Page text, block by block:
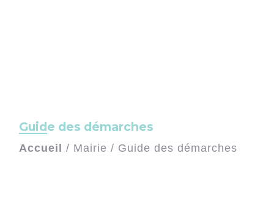
Guide des démarches
Accueil / Mairie / Guide des démarches